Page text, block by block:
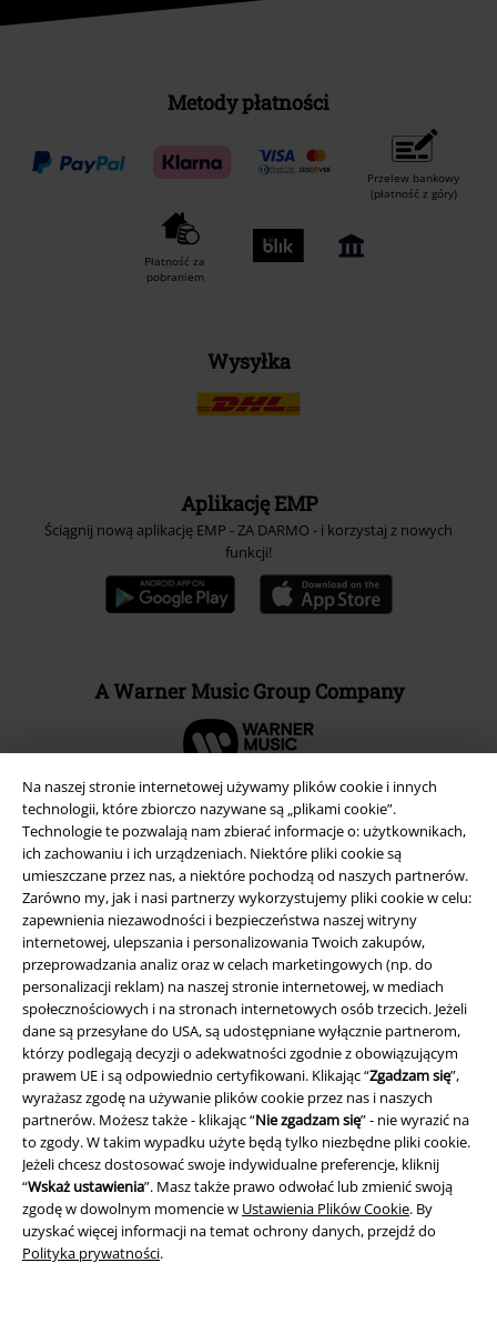
Na naszej stronie internetowej używamy plików cookie i innych
technologii, które zbiorczo nazywane są „plikami cookie”.
Technologie te pozwalają nam zbierać informacje o: użytkownikach,
ich zachowaniu i ich urządzeniach. Niektóre pliki cookie są
umieszczane przez nas, a niektóre pochodzą od naszych partnerów.
Zarówno my, jak i nasi partnerzy wykorzystujemy pliki cookie w celu:
zapewnienia niezawodności i bezpieczeństwa naszej witryny
internetowej, ulepszania i personalizowania Twoich zakupów,
przeprowadzania analiz oraz w celach marketingowych (np. do
personalizacji reklam) na naszej stronie internetowej, w mediach
społecznościowych i na stronach internetowych osób trzecich. Jeżeli
dane są przesyłane do USA, są udostępniane wyłącznie partnerom,
którzy podlegają decyzji o adekwatności zgodnie z obowiązującym
prawem UE i są odpowiednio certyfikowani. Klikając “Zgadzam się”,
wyrażasz zgodę na używanie plików cookie przez nas i naszych
partnerów. Możesz także - klikając “Nie zgadzam się” - nie wyrazić na
to zgody. W takim wypadku użyte będą tylko niezbędne pliki cookie.
Jeżeli chcesz dostosować swoje indywidualne preferencje, kliknij
“Wskaż ustawienia”. Masz także prawo odwołać lub zmienić swoją
zgodę w dowolnym momencie w Ustawienia Plików Cookie. By
uzyskać więcej informacji na temat ochrony danych, przejdź do
Polityka prywatności.
Metody płatności
Przelew bankowy
(płatność z góry)
Płatność za
pobraniem
Wysyłka
Aplikację EMP
Ściągnij nową aplikację EMP - ZA DARMO - i korzystaj z nowych
funkcji!
A Warner Music Group Company
Informacje prawne
Regulamin
Dane firmy
Polityka prywatności
Unieszkodliwianie odpadów i ochrona środowiska
Deklaracja Zgodności